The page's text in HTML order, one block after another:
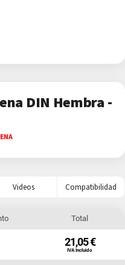
DIN Hembra -
Videos Compatibilidad
Total
21,05 €
IVA Incluido